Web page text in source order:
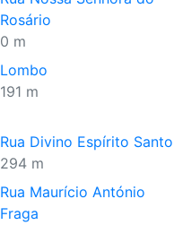
Rosário
0 m
Lombo
191 m
Rua Divino Espírito Santo
294 m
Rua Maurício António
Fraga